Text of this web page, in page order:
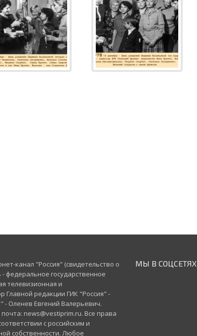
канал "Россия" (свидетельство о
федеральное государственное
телевизионная и
Главной редакции ГИК "Россия" -
- Оленев Евгений Валерьевич.
news@vestiprim.ru. Все права
с российским и
собственности. Любое
МЫ В СОЦСЕТЯХ